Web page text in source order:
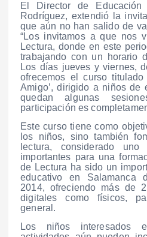
El Director de
Rodríguez, extendió la
que aún no han salido de
“Los invitamos a que nos
Lectura, donde en este
trabajando con un horario
Los días jueves y viernes,
ofrecemos el curso
Amigo’, dirigido a niños de
quedan algunas
participación es
Este curso tiene como
los niños, sino también
lectura, considerado
importantes para una
de Lectura ha sido un
educativo en Salamanca
2014, ofreciendo más de
digitales como físicos,
general.
Los niños interesados